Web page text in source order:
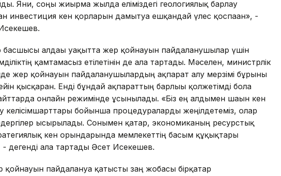
Яғни, соңғы жиырма жылда еліміздегі геологиялық барлау
инвестиция кен қорларын дамытуға ешқандай үлес қоспаған», -
басшысы алдағы уақытта жер қойнауын пайдаланушылар үшін
қамтамасыз етілетінін де алға тартады. Мәселен, министрлік
жер қойнауын пайдаланушылардың ақпарат алу мерзімі бұрынғы
қысқарған. Енді бұндай ақпараттың барлығы қолжетімді бола
онлайн режимінде ұсынылады. «Біз ең алдымен шағын кен
бойынша процедураларды жеңілдетеміз, олар
ысырылады. Сонымен қатар, экономиканың ресурстық
кен орындарында мемлекеттің басым құқықтары
дегенді алға тартады Әсет Исекешев.
қойнауын пайдалануға қатысты заң жобасы бірқатар